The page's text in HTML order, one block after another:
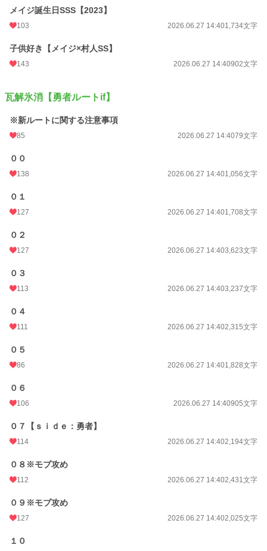
メイジ誕生日SSS【2023】
103 2026.06.27 14:401,734文字
子供好き【メイジ×村人SS】
143 2026.06.27 14:40902文字
瓦解氷消【勇者ルートif】
※新ルートに関する注意事項
85 2026.06.27 14:4079文字
００
138 2026.06.27 14:401,056文字
０１
127 2026.06.27 14:401,708文字
０２
127 2026.06.27 14:403,623文字
０３
113 2026.06.27 14:403,237文字
０４
111 2026.06.27 14:402,315文字
０５
86 2026.06.27 14:401,828文字
０６
106 2026.06.27 14:40905文字
０７【ｓｉｄｅ：勇者】
114 2026.06.27 14:402,194文字
０８※モブ攻め
112 2026.06.27 14:402,431文字
０９※モブ攻め
127 2026.06.27 14:402,025文字
１０